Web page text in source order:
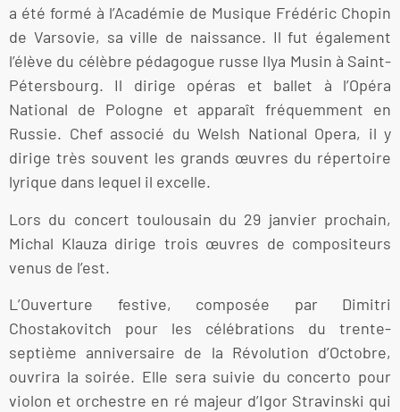
a été formé à l’Académie de Musique Frédéric Chopin
de Varsovie, sa ville de naissance. Il fut également
l’élève du célèbre pédagogue russe Ilya Musin à Saint-
Pétersbourg. Il dirige opéras et ballet à l’Opéra
National de Pologne et apparaît fréquemment en
Russie. Chef associé du Welsh National Opera, il y
dirige très souvent les grands œuvres du répertoire
lyrique dans lequel il excelle.
Lors du concert toulousain du 29 janvier prochain,
Michal Klauza dirige trois œuvres de compositeurs
venus de l’est.
L’Ouverture festive, composée par Dimitri
Chostakovitch pour les célébrations du trente-
septième anniversaire de la Révolution d’Octobre,
ouvrira la soirée. Elle sera suivie du concerto pour
violon et orchestre en ré majeur d’Igor Stravinski qui